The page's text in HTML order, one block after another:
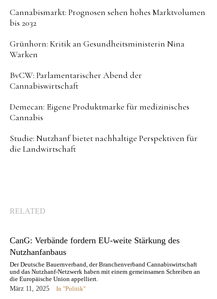
Cannabismarkt: Prognosen sehen hohes Marktvolumen
bis 2032
Grünhorn: Kritik an Gesundheitsministerin Nina
Warken
BvCW: Parlamentarischer Abend der
Cannabiswirtschaft
Demecan: Eigene Produktmarke für medizinisches
Cannabis
Studie: Nutzhanf bietet nachhaltige Perspektiven für
die Landwirtschaft
RELATED
CanG: Verbände fordern EU-weite Stärkung des
Nutzhanfanbaus
Der Deutsche Bauernverband, der Branchenverband Cannabiswirtschaft
und das Nutzhanf-Netzwerk haben mit einem gemeinsamen Schreiben an
die Europäische Union appelliert.
März 11, 2025
In "Politik"